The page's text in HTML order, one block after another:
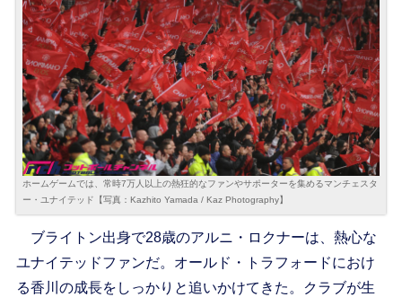
ホームゲームでは、常時7万人以上の熱狂的なファンやサポーターを集めるマンチェスタ
ー・ユナイテッド【写真：Kazhito Yamada / Kaz Photography】
ブライトン出身で28歳のアルニ・ロクナーは、熱心な
ユナイテッドファンだ。オールド・トラフォードにおけ
る香川の成長をしっかりと追いかけてきた。クラブが生